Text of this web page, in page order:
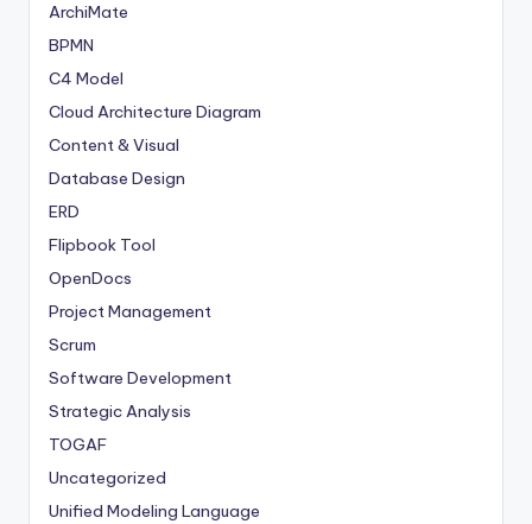
ArchiMate
BPMN
C4 Model
Cloud Architecture Diagram
Content & Visual
Database Design
ERD
Flipbook Tool
OpenDocs
Project Management
Scrum
Software Development
Strategic Analysis
TOGAF
Uncategorized
Unified Modeling Language